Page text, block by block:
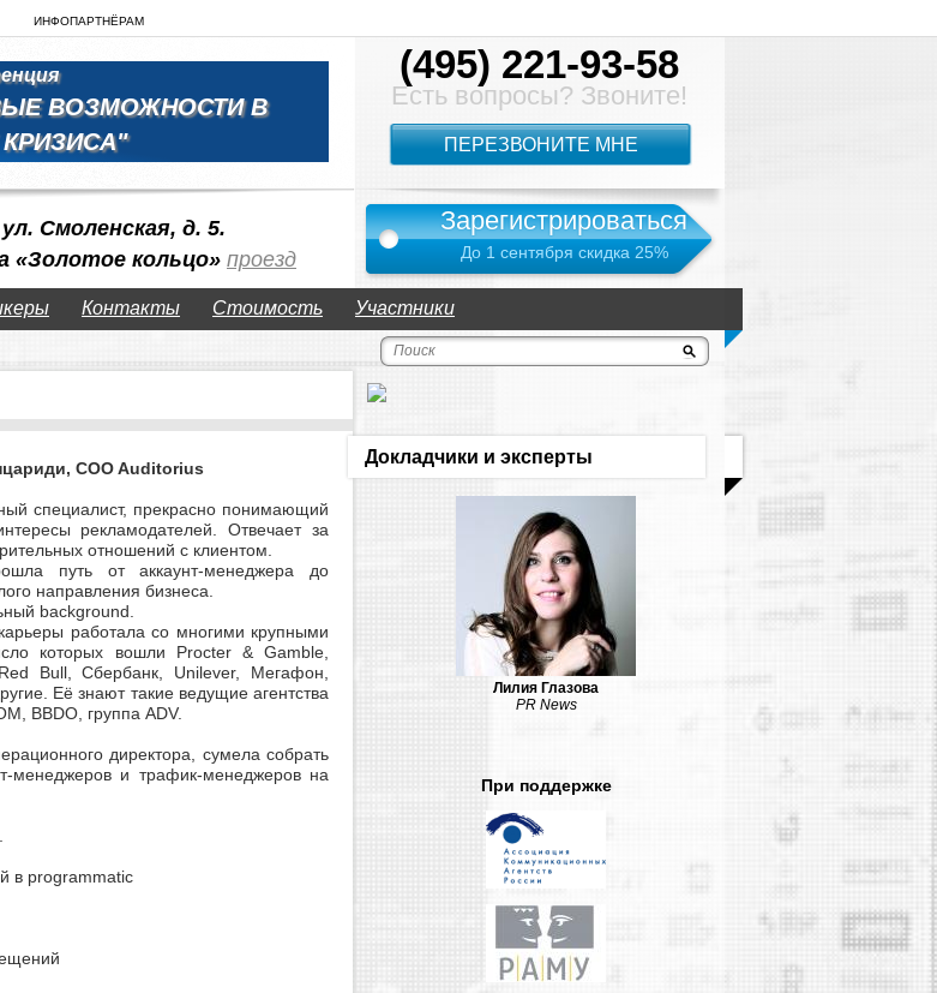
ИНФОПАРТНЁРАМ
ВОЗМОЖНОСТИ В
Смоленская, д. 5.
«Золотое кольцо» проезд
(495) 221-93-58
Есть вопросы? Звоните!
Зарегистрироваться
До 1 сентября скидка 25%
ПЕРЕЗВОНИТЕ МНЕ
Контакты Стоимость Участники
COO Auditorius
специалист, прекрасно понимающий
рекламодателей. Отвечает за
отношений с клиентом.
путь от аккаунт-менеджера до
направления бизнеса.
background.
работала со многими крупными
которых вошли Procter & Gamble,
Bull, Сбербанк, Unilever, Мегафон,
Её знают такие ведущие агентства
BBDO, группа ADV.
директора, сумела собрать
менеджеров и трафик-менеджеров на
в programmatic
Докладчики и эксперты
Лилия Глазова
PR News
При поддержке